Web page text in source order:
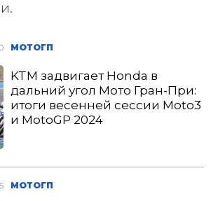
МОТОГП
KTM задвигает Honda в
дальний угол Мото Гран-При:
итоги весенней сессии Moto3
и MotoGP 2024
МОТОГП